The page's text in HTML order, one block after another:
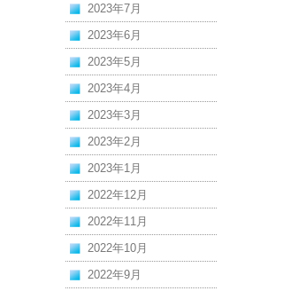
2023年7月
2023年6月
2023年5月
2023年4月
2023年3月
2023年2月
2023年1月
2022年12月
2022年11月
2022年10月
2022年9月